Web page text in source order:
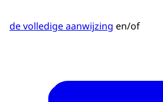
de volledige aanwijzing en/of